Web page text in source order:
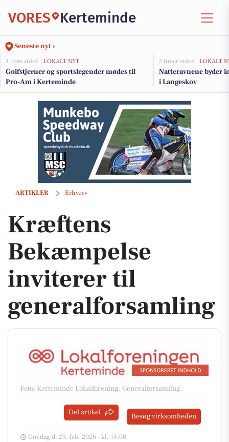
VORES Kerteminde
Seneste nyt ›
1 time siden | LOKALT NYT
Golfstjerner og sportslegender mødes til
Pro-Am i Kerteminde
5 timer siden | LOKALT
Natteravnene byder
i Langeskov
ARTIKLER Erhverv
Kræftens Bekæmpelse inviterer til generalforsamling
Kræftens
Bekæmpelse
inviterer til
generalforsamling
Foto: Kerteminde Lokalforening. Generalforsamling.
Del artikel Besøg virksomheden
Onsdag d. 25. feb. 2026 - kl. 15:00